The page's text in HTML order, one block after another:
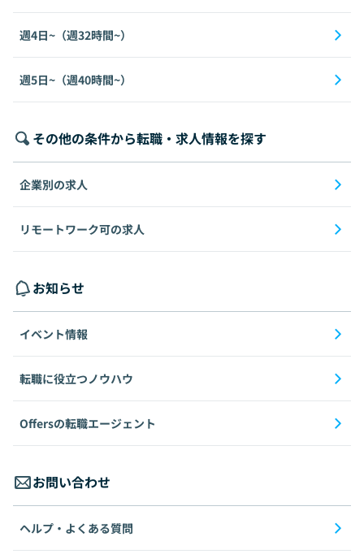
週4日~（週32時間~）
週5日~（週40時間~）
その他の条件から転職・求人情報を探す
企業別の求人
リモートワーク可の求人
お知らせ
イベント情報
転職に役立つノウハウ
Offersの転職エージェント
お問い合わせ
ヘルプ・よくある質問